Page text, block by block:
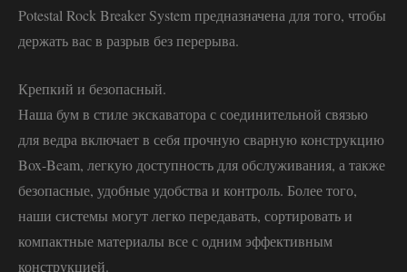
Potestal Rock Breaker System предназначена для того, чтобы
держать вас в разрыв без перерыва.
Крепкий и безопасный.
Наша бум в стиле экскаватора с соединительной связью
для ведра включает в себя прочную сварную конструкцию
Box-Beam, легкую доступность для обслуживания, а также
безопасные, удобные удобства и контроль. Более того,
наши системы могут легко передавать, сортировать и
компактные материалы все с одним эффективным
конструкцией.